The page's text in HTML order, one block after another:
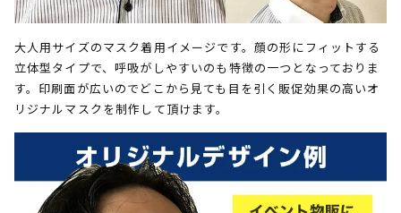
大人用サイズのマスク着用イメージです。顔の形にフィットする
立体型タイプで、呼吸がしやすいのも特徴の一つとなっておりま
す。印刷面が広いのでどこから見ても目を引く販促効果の高いオ
リジナルマスクを制作して頂けます。